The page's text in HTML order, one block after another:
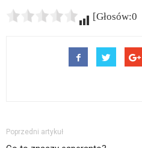
Poprzedni artykuł